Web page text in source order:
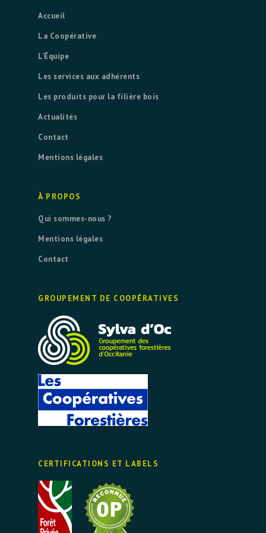
Accueil
La Coopérative
L’Équipe
Les services aux adhérents
Les produits pour la filière bois
Actualités
Contact
Mentions légales
À PROPOS
Qui sommes-nous ?
Mentions légales
Contact
GROUPEMENT DE COOPÉRATIVES
CERTIFICATIONS ET LABELS